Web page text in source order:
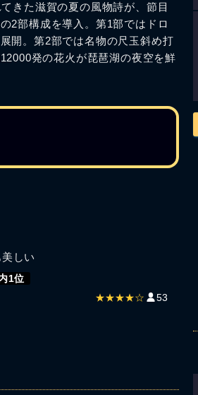
きた滋賀の夏の風物詩が、節目
2部構成を導入。第1部ではドロ
開。第2部では名物の尺玉斜め打
発の花火が琵琶湖の夜空を鮮
しい
1位
★★★★☆ 53